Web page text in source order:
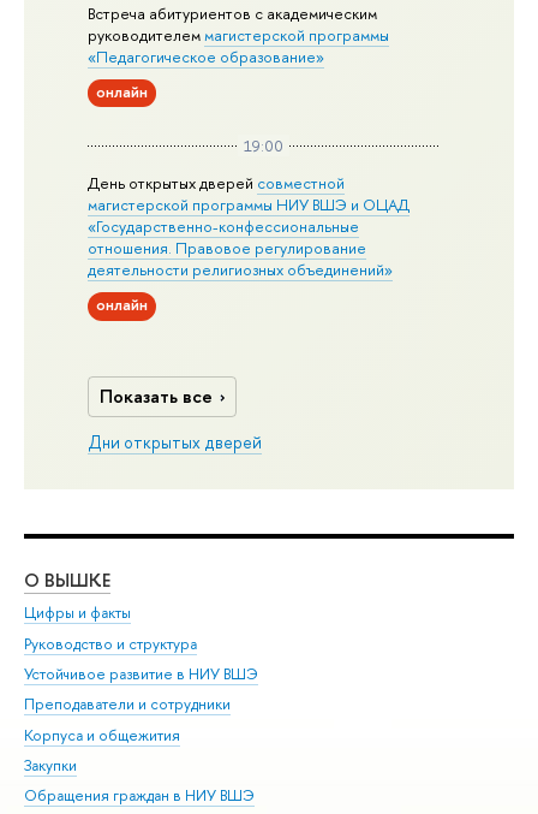
Встреча абитуриентов с академическим
руководителеммагистерской программы
«Педагогическое образование»
онлайн
19:00
День открытых дверей совместной
магистерской программы НИУ ВШЭ и ОЦАД
«Государственно-конфессиональные
отношения. Правовое регулирование
деятельности религиозных объединений»
онлайн
Показать все
Дни открытых дверей
О ВЫШКЕ
Цифры и факты
Руководство и структура
Устойчивое развитие в НИУ ВШЭ
Преподаватели и сотрудники
Корпуса и общежития
Закупки
Обращения граждан в НИУ ВШЭ